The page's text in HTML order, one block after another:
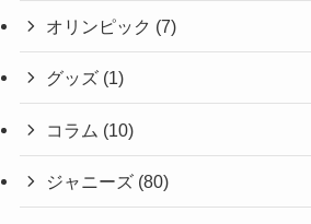
オリンピック (7)
グッズ (1)
コラム (10)
ジャニーズ (80)